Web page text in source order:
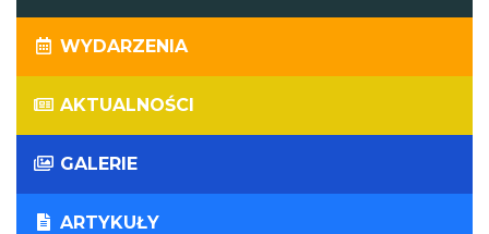
WYDARZENIA
AKTUALNOŚCI
GALERIE
ARTYKUŁY